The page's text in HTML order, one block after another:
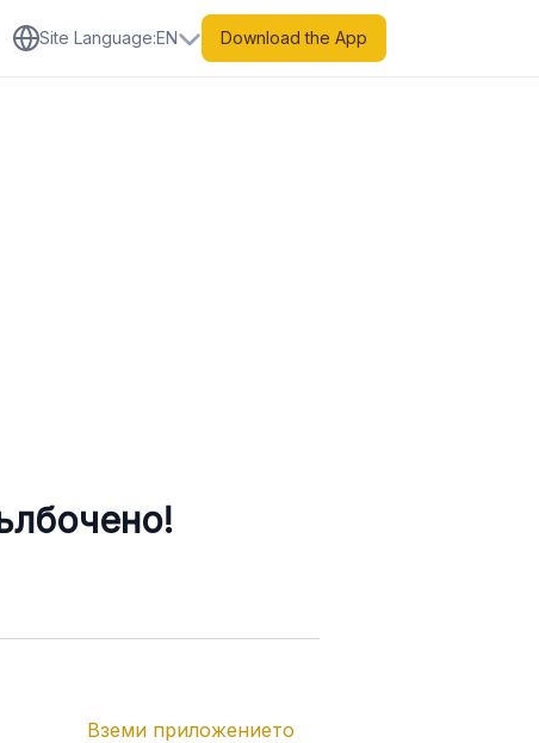
Site Language:EN Download the App
Вземи приложението